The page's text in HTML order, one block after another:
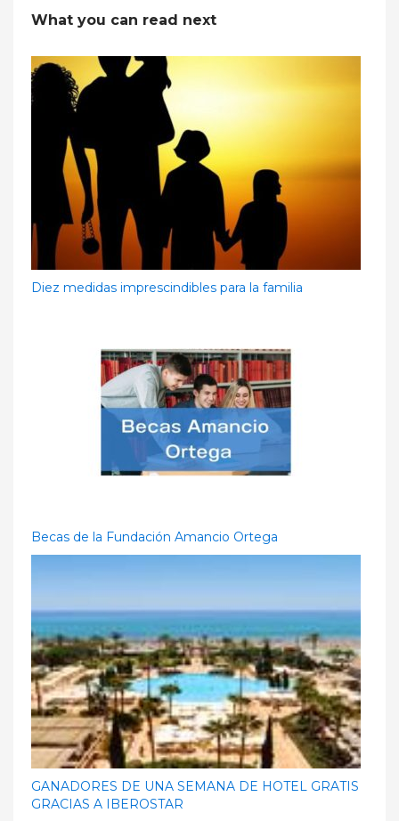
What you can read next
Diez medidas imprescindibles para la familia
Becas de la Fundación Amancio Ortega
GANADORES DE UNA SEMANA DE HOTEL GRATIS
GRACIAS A IBEROSTAR